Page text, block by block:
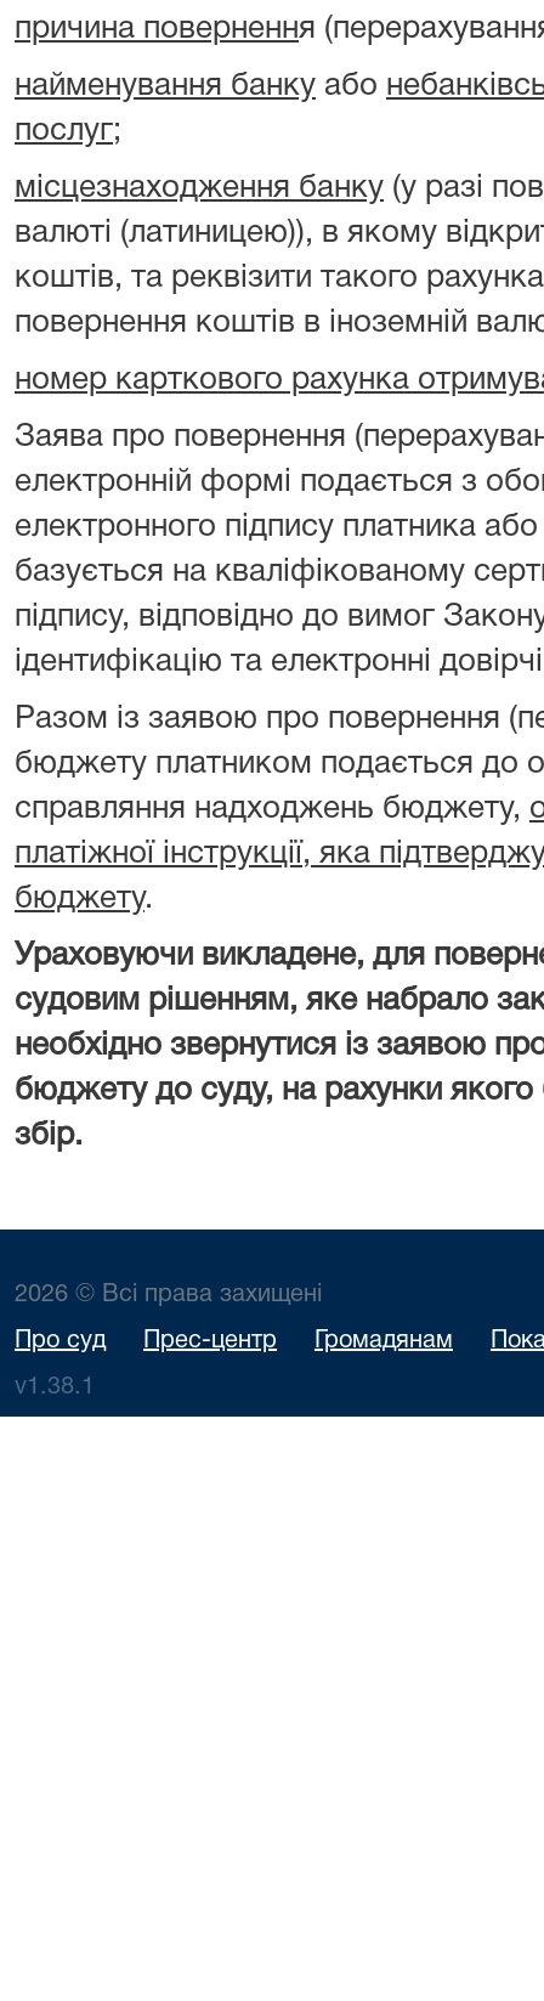
причина повернення
найменування банку або
послуг;
місцезнаходження банку (у разі
валюті (латиницею)), в якому
коштів, та реквізити такого
повернення коштів в іноземній
номер карткового рахунка
Заява про повернення
електронній формі подається з
електронного підпису платника
базується на кваліфікованому
підпису, відповідно до вимог
ідентифікацію та електронні
Разом із заявою про повернення
бюджету платником подається до
справляння надходжень бюджету,
платіжної інструкції, яка
бюджету.
Ураховуючи викладене, для
судовим рішенням, яке набрало
необхідно звернутися із заявою
бюджету до суду, на рахунки
збір.
2026 © Всі права захищені
Про суд Прес-центр Громадянам
v1.38.1